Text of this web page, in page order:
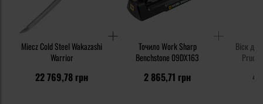
Miecz Cold Steel Wakazashi
Warrior
22 769,78 грн
Точило Work Sharp
Benchstone 09DX163
2 865,71 грн
Віск